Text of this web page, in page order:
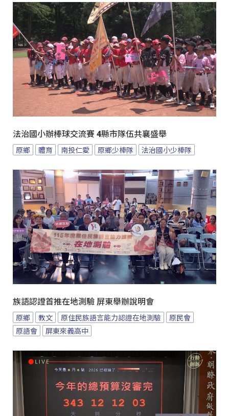
法治國小辦棒球交流賽 4縣市隊伍共襄盛舉
原鄉 體育 南投仁愛 原鄉少棒隊 法治國小少棒隊
族語認證首推在地測驗 屏東舉辦說明會
原鄉 教文 原住民族語言能力認證在地測驗
原民會
原語會
屏東來義高中